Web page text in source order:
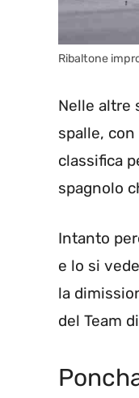
Ribaltone
Nelle altre
spalle,
classifica
spagnolo
Intanto
e lo si
la
del Team